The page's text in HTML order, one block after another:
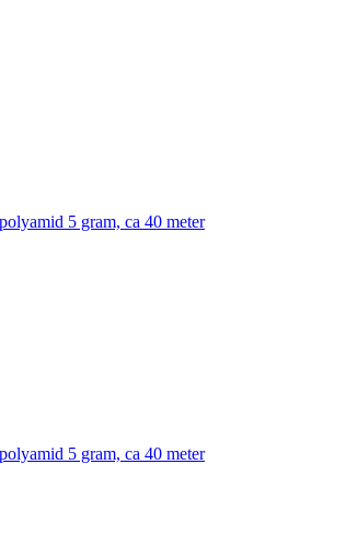
5 gram, ca 40 meter
5 gram, ca 40 meter